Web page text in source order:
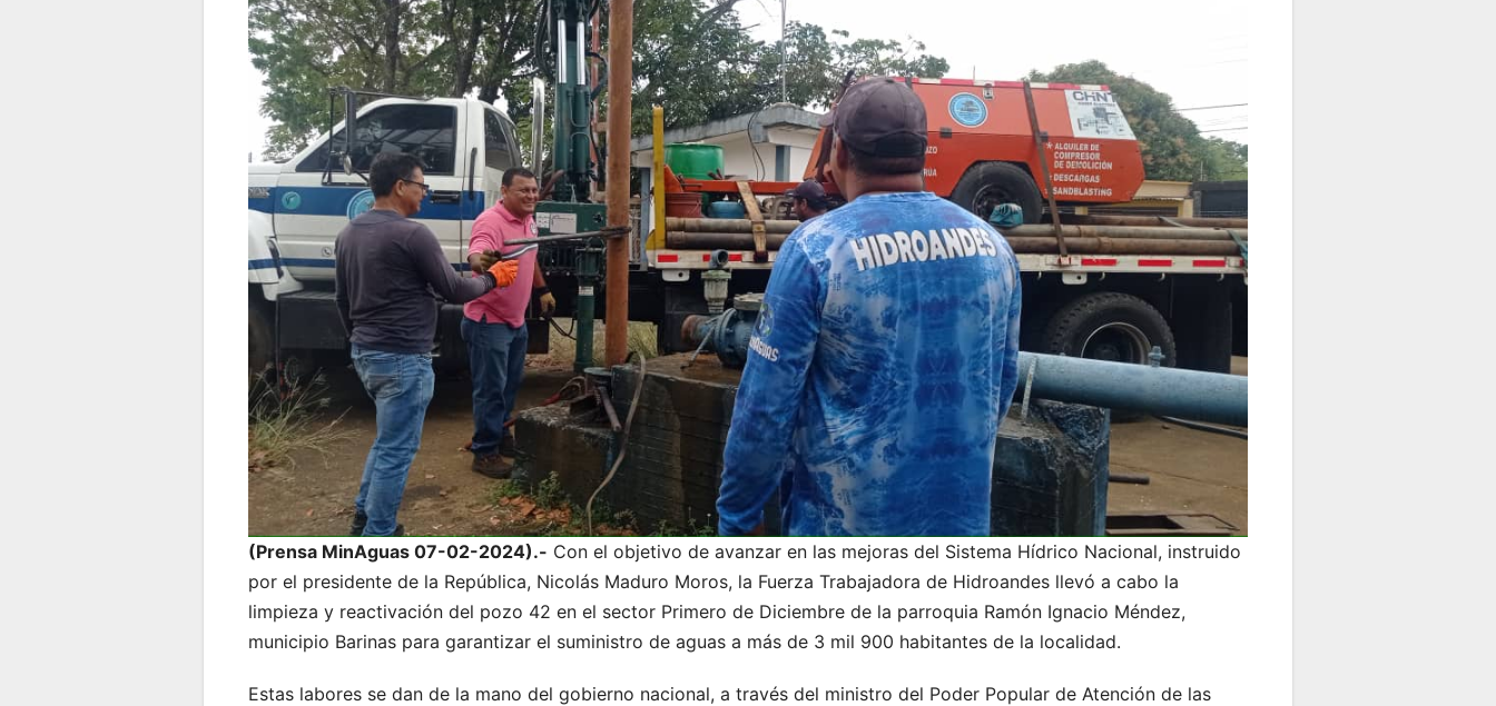
(Prensa MinAguas 07-02-2024).- Con el objetivo de avanzar en las mejoras del Sistema Hídrico Nacional, instruido
por el presidente de la República, Nicolás Maduro Moros, la Fuerza Trabajadora de Hidroandes llevó a cabo la
limpieza y reactivación del pozo 42 en el sector Primero de Diciembre de la parroquia Ramón Ignacio Méndez,
municipio Barinas para garantizar el suministro de aguas a más de 3 mil 900 habitantes de la localidad.
Estas labores se dan de la mano del gobierno nacional, a través del ministro del Poder Popular de Atención de las